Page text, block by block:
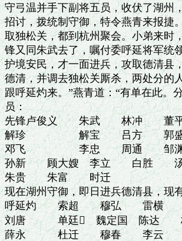
守弓温并手下副将五员，收伏了湖州
招讨，拨统制守御，特令燕青来报捷
取独松关，都到杭州聚会。小弟来时
锋又同朱武去了，嘱付委呼延将军统
护境安民，才一面进兵，攻取德清县
德清，并调去独松关厮杀，两处分的
跟呼延灼来。”燕青道：“有单在此。
员：
先锋卢俊义　　朱武　　林冲　　董
解珍　　　　　解宝　　吕方　　郭
邓飞　　　　　李忠　　周通　　邹
孙新　　顾大嫂　李立　　白胜　　
朱贵　　朱富　　时迁
现在湖州守御，即日进兵德清县，现
呼延灼　　索超　　穆弘　　雷横　
刘唐　　　单廷　魏定国　陈达　
薛永　　　杜迁　　穆春　　李云　